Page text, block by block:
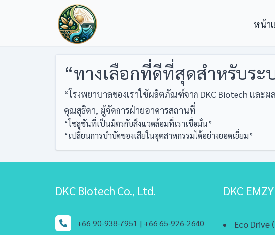
หน้า
“ทางเลือกที่ดีที่สุดสำหรับระ
“โรงพยาบาลของเราใช้ผลิตภัณฑ์จาก DKC Biotech แล
คุณสุธิดา, ผู้จัดการฝ่ายอาคารสถานที่
Post
navigation
“โซลูชันที่เป็นมิตรกับสิ่งแวดล้อมที่เราเชื่อมั่น”
“เปลี่ยนการบำบัดของเสียในอุตสาหกรรมได้อย่างยอดเยี่ยม”
DKC Biotech Co., Ltd.
+66 90-938-7951 | +66 65-926-2640
DKC
Eco Drive